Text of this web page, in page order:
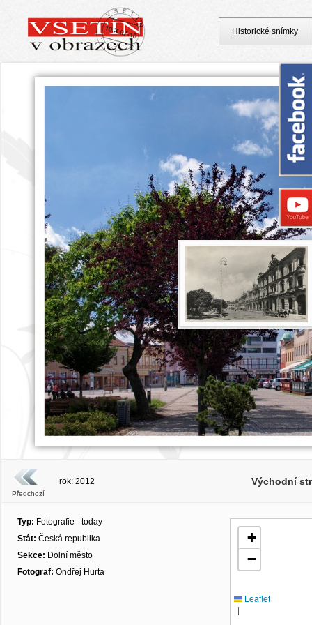
Předchozí
rok: 2012 Východní
Typ: Fotografie - today
Stát: Česká republika
Sekce: Dolní město
Fotograf: Ondřej Hurta
+
−
Leaflet
|
Historické snímky